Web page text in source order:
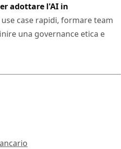
adottare l'AI in
case rapidi, formare team
una governance etica e